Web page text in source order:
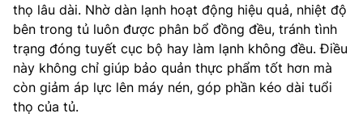
thọ lâu dài. Nhờ dàn lạnh hoạt động hiệu quả, nhiệt độ
bên trong tủ luôn được phân bổ đồng đều, tránh tình
trạng đóng tuyết cục bộ hay làm lạnh không đều. Điều
này không chỉ giúp bảo quản thực phẩm tốt hơn mà
còn giảm áp lực lên máy nén, góp phần kéo dài tuổi
thọ của tủ.